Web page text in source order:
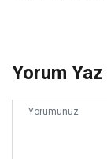
Yorum Yaz